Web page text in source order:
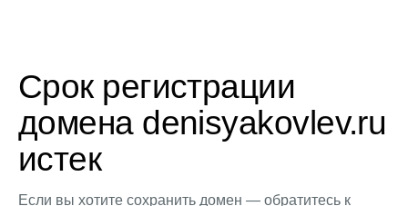
Срок регистрации
домена denisyakovlev.ru
истек
Если вы хотите сохранить домен — обратитесь к